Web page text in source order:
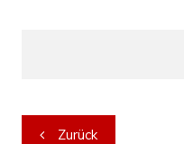
Zurück